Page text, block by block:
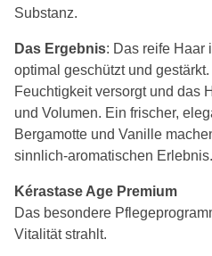
Substanz.
Das Ergebnis: Das reife Haar
optimal geschützt und
Feuchtigkeit versorgt und das
und Volumen. Ein frischer,
Bergamotte und Vanille
sinnlich-aromatischen Erlebnis.
Kérastase Age Premium
Das besondere
Vitalität strahlt.